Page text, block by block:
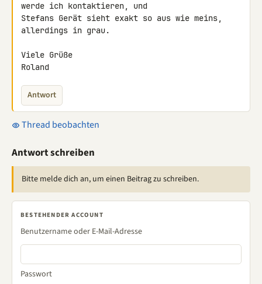
werde ich kontaktieren, und
Stefans Gerät sieht exakt so aus wie meins,
allerdings in grau.
Viele Grüße
Roland
Antwort
Thread beobachten
Antwort schreiben
Bitte melde dich an, um einen Beitrag zu schreiben.
BESTEHENDER ACCOUNT
Benutzername oder E-Mail-Adresse
Passwort